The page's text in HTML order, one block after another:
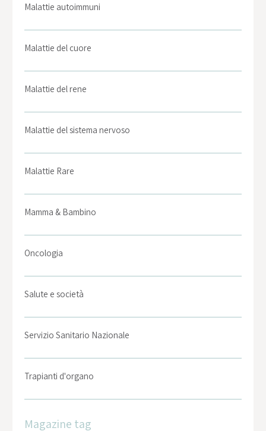
Malattie autoimmuni
Malattie del cuore
Malattie del rene
Malattie del sistema nervoso
Malattie Rare
Mamma & Bambino
Oncologia
Salute e società
Servizio Sanitario Nazionale
Trapianti d'organo
Magazine tag